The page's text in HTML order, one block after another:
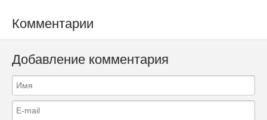
Комментарии
Добавление комментария